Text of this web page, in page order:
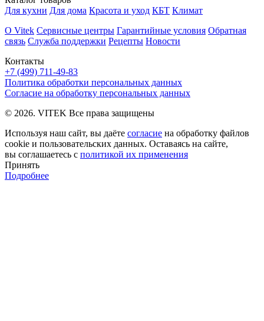
Контакты
+7 (499) 711-49-83
Для кухни Для дома Красота и уход КБТ Климат
О Vitek Сервисные центры Гарантийные условия Обратная
связь Служба поддержки Рецепты Новости
Политика обработки персональных данных
Согласие на обработку персональных данных
© 2026. VITEK Все права защищены
Используя наш сайт, вы даёте согласие на обработку файлов
cookie и пользовательских данных. Оставаясь на сайте,
вы соглашаетесь с политикой их применения
Принять
Подробнее